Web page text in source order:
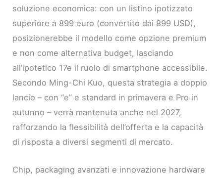
soluzione economica: con un listino ipotizzato
superiore a 899 euro (convertito dai 899 USD),
posizionerebbe il modello come opzione premium
e non come alternativa budget, lasciando
all’ipotetico 17e il ruolo di smartphone accessibile.
Secondo Ming-Chi Kuo, questa strategia a doppio
lancio – con “e” e standard in primavera e Pro in
autunno – verrà mantenuta anche nel 2027,
rafforzando la flessibilità dell’offerta e la capacità
di risposta a diversi segmenti di mercato.
Chip, packaging avanzati e innovazione hardware